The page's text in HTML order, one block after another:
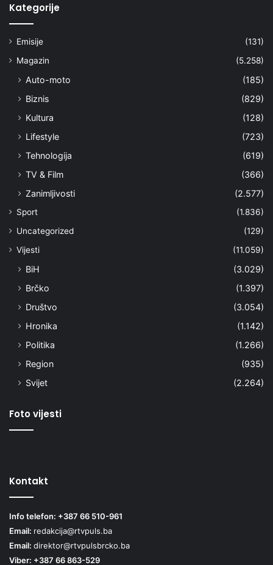
Kategorije
Emisije
(131)
Magazin
(5.258)
Auto-moto
(185)
Biznis
(829)
Kultura
(128)
Lifestyle
(723)
Tehnologija
(619)
TV & Film
(366)
Zanimljivosti
(2.577)
Sport
(1.836)
Uncategorized
(129)
Vijesti
(11.059)
BiH
(3.029)
Brčko
(1.397)
Društvo
(3.054)
Hronika
(1.142)
Politika
(1.266)
Region
(935)
Svijet
(2.264)
Foto vijesti
Kontakt
Info telefon: +387 66 510-961
Email: redakcija@rtvpuls.ba
Email: direktor@rtvpulsbrcko.ba
Viber: +387 66 863-529